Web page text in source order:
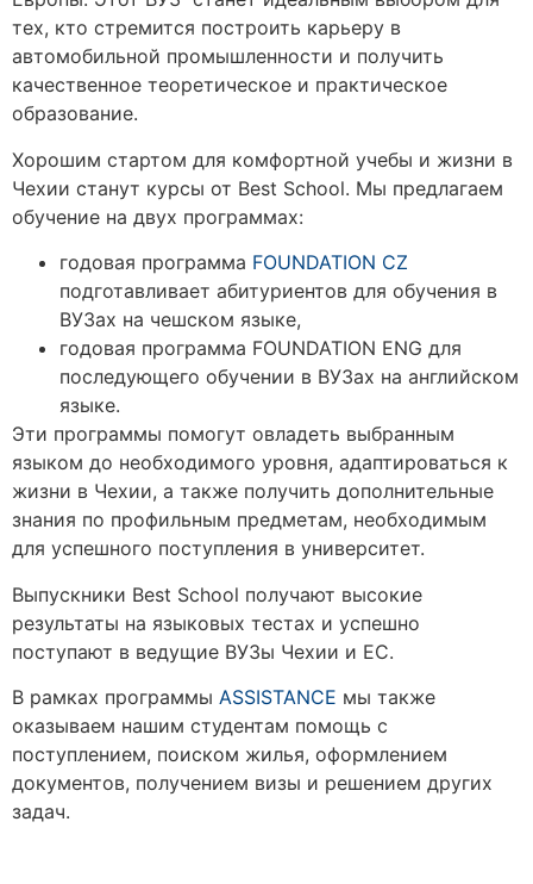
тех, кто стремится построить карьеру в
автомобильной промышленности и получить
качественное теоретическое и практическое
образование.
Хорошим стартом для комфортной учебы и жизни в
Чехии станут курсы от Best School. Мы предлагаем
обучение на двух программах:
годовая программа FOUNDATION CZ
подготавливает абитуриентов для обучения в
ВУЗах на чешском языке,
годовая программа FOUNDATION ENG для
последующего обучении в ВУЗах на английском
языке.
Эти программы помогут овладеть выбранным
языком до необходимого уровня, адаптироваться к
жизни в Чехии, а также получить дополнительные
знания по профильным предметам, необходимым
для успешного поступления в университет.
Выпускники Best School получают высокие
результаты на языковых тестах и успешно
поступают в ведущие ВУЗы Чехии и ЕС.
В рамках программы ASSISTANCE мы также
оказываем нашим студентам помощь с
поступлением, поиском жилья, оформлением
документов, получением визы и решением других
задач.